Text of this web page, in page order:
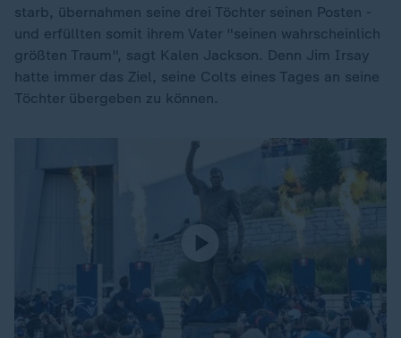
starb, übernahmen seine drei Töchter seinen Posten -
und erfüllten somit ihrem Vater "seinen wahrscheinlich
größten Traum", sagt Kalen Jackson. Denn Jim Irsay
hatte immer das Ziel, seine Colts eines Tages an seine
Töchter übergeben zu können.